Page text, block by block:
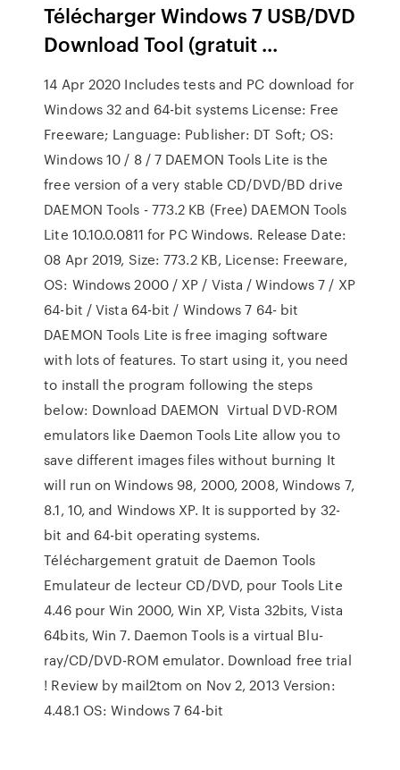
Télécharger Windows 7 USB/DVD
Download Tool (gratuit ...
14 Apr 2020 Includes tests and PC download for
Windows 32 and 64-bit systems License: Free
Freeware; Language: Publisher: DT Soft; OS:
Windows 10 / 8 / 7 DAEMON Tools Lite is the
free version of a very stable CD/DVD/BD drive
DAEMON Tools - 773.2 KB (Free) DAEMON Tools
Lite 10.10.0.0811 for PC Windows. Release Date:
08 Apr 2019, Size: 773.2 KB, License: Freeware,
OS: Windows 2000 / XP / Vista / Windows 7 / XP
64-bit / Vista 64-bit / Windows 7 64- bit
DAEMON Tools Lite is free imaging software
with lots of features. To start using it, you need
to install the program following the steps
below: Download DAEMON Virtual DVD-ROM
emulators like Daemon Tools Lite allow you to
save different images files without burning It
will run on Windows 98, 2000, 2008, Windows 7,
8.1, 10, and Windows XP. It is supported by 32-
bit and 64-bit operating systems.
Téléchargement gratuit de Daemon Tools
Emulateur de lecteur CD/DVD, pour Tools Lite
4.46 pour Win 2000, Win XP, Vista 32bits, Vista
64bits, Win 7. Daemon Tools is a virtual Blu-
ray/CD/DVD-ROM emulator. Download free trial
! Review by mail2tom on Nov 2, 2013 Version:
4.48.1 OS: Windows 7 64-bit